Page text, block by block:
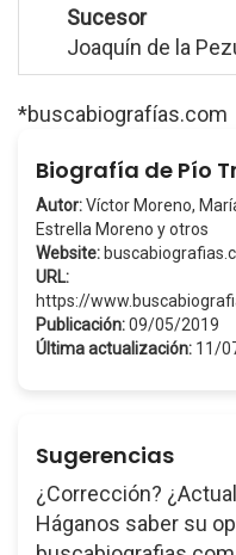
Sucesor
Joaquín de la
*buscabiografías.com
Biografía de Pío
Autor:Víctor Moreno,
Estrella Moreno y otros
Website:
URL:
https://
Publicación:09/05/2019
Última actualización: 11/
Sugerencias
¿Corrección?
Háganos saber su